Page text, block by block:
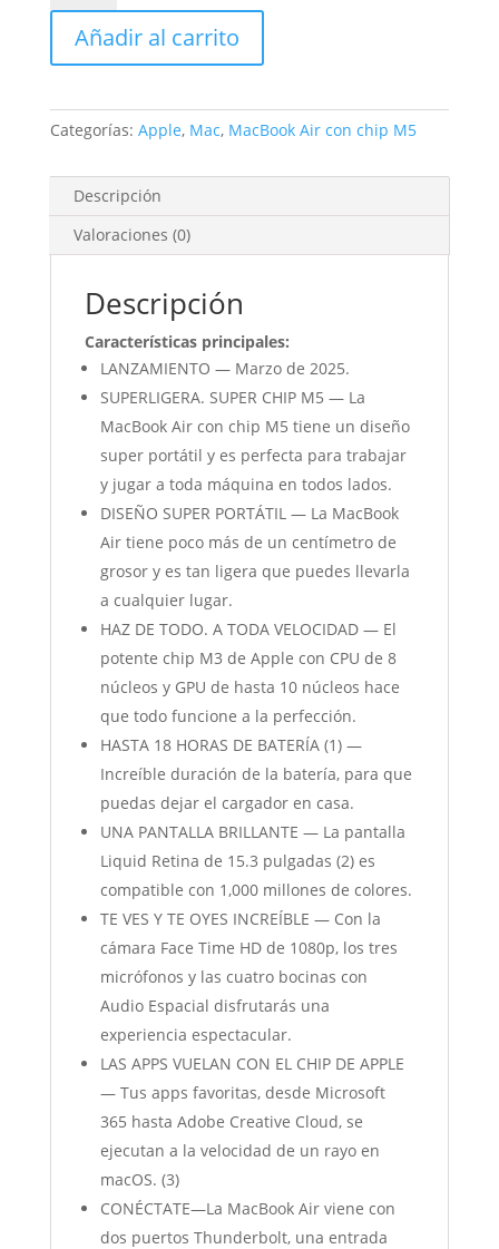
de
pulgadas
10/10/16/16/512GB
cantidad
Añadir al carrito
Categorías: Apple, Mac, MacBook Air con chip M5
Descripción
Valoraciones (0)
Descripción
Características principales:
LANZAMIENTO — Marzo de 2025.
SUPERLIGERA. SUPER CHIP M5 — La
MacBook Air con chip M5 tiene un diseño
super portátil y es perfecta para trabajar
y jugar a toda máquina en todos lados.
DISEÑO SUPER PORTÁTIL — La MacBook
Air tiene poco más de un centímetro de
grosor y es tan ligera que puedes llevarla
a cualquier lugar.
HAZ DE TODO. A TODA VELOCIDAD — El
potente chip M3 de Apple con CPU de 8
núcleos y GPU de hasta 10 núcleos hace
que todo funcione a la perfección.
HASTA 18 HORAS DE BATERÍA (1) —
Increíble duración de la batería, para que
puedas dejar el cargador en casa.
UNA PANTALLA BRILLANTE — La pantalla
Liquid Retina de 15.3 pulgadas (2) es
compatible con 1,000 millones de colores.
TE VES Y TE OYES INCREÍBLE — Con la
cámara Face Time HD de 1080p, los tres
micrófonos y las cuatro bocinas con
Audio Espacial disfrutarás una
experiencia espectacular.
LAS APPS VUELAN CON EL CHIP DE APPLE
— Tus apps favoritas, desde Microsoft
365 hasta Adobe Creative Cloud, se
ejecutan a la velocidad de un rayo en
macOS. (3)
CONÉCTATE—La MacBook Air viene con
dos puertos Thunderbolt, una entrada